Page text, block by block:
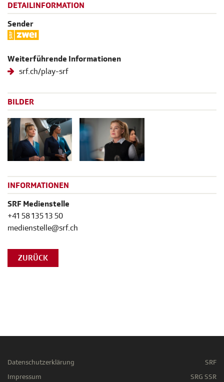
DETAILINFORMATION
Sender
Weiterführende Informationen
srf.ch/play-srf
BILDER
INFORMATIONEN
SRF Medienstelle
+41 58 135 13 50
medienstelle@srf.ch
ZURÜCK
Datenschutzerklärung
Impressum
SRF
SRG SSR